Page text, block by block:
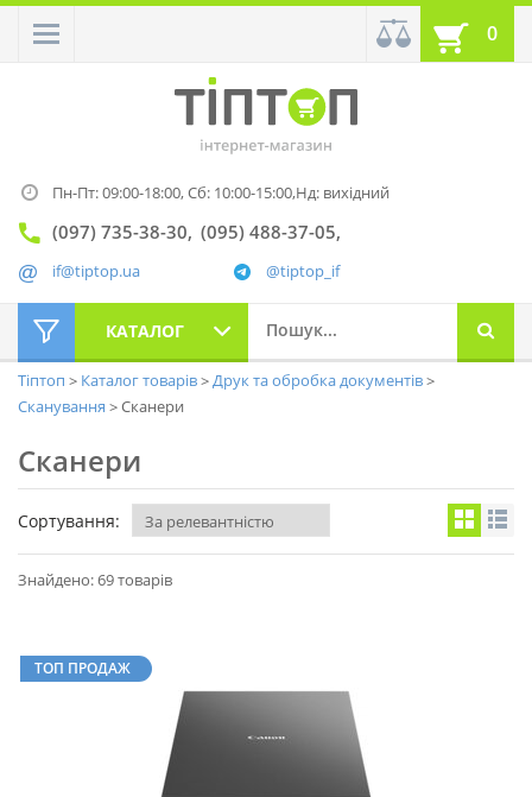
0
Пн-Пт: 09:00-18:00,Сб: 10:00-15:00,Нд: вихідний
(097) 735-38-30 (095) 488-37-05
@tiptop_if
if@tiptop.ua
КАТАЛОГ
Тіптоп Каталог товарів
Друк та обробка документів
Сканування
Сканери
Сканери
Сортування:
Знайдено: 69 товарів
ТОП ПРОДАЖ